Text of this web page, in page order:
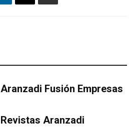
Aranzadi Fusión Empresas
Revistas Aranzadi